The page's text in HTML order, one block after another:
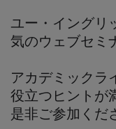
ユー・イングリ
気のウェブセミ
アカデミックラ
役立つヒントが
是非ご参加くだ